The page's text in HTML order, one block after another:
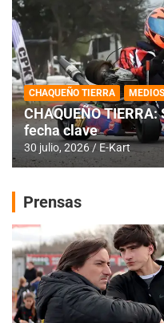
CHAQUEÑO TIERRA MEDIOS
CHAQUEÑO
fecha clave
30 julio, 2026 E-Kart
Prensas